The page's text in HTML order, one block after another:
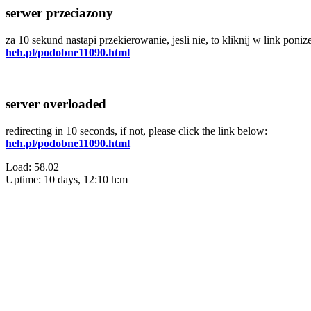
serwer przeciazony
za 10 sekund nastapi przekierowanie, jesli nie, to kliknij w link
heh.pl/podobne11090.html
server overloaded
redirecting in 10 seconds, if not, please click the link below:
heh.pl/podobne11090.html
Load: 58.02
Uptime: 10 days, 12:10 h:m